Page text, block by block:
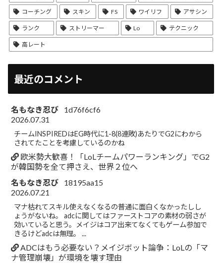
コーチング スキン FS ワイリフ アサシン
ランク ストリーマー Lo テクニック
高レート
最近のコメント
名もなき忍び
1d76f6cf6
2026.07.31
チームINSPIREDはEG時代に1-8(8連敗)あたりでG2にわから
されてたことを考慮しているのかね
欧米勢大歓喜！「LoLチームパワーランキング」でG2
が韓国勢を全て押さえ、世界２位へ
名もなき忍び
18195aa15
2026.07.21
マナ枯れてスキル使えなくなるの普通に面白くなかったしし
ょうがないね。 adcに関してはファーストコアの素材の弱さが
効いていると思う。メイジはコア出来てなくてもゲーム参加で
きるけどadcは無理。 ...
ADCはもう必要ない？メイジボット論争：LoLの「マ
ナ管理崩壊」が環境を壊す理由